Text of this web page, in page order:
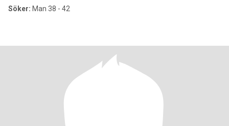
Söker: Man 38 - 42